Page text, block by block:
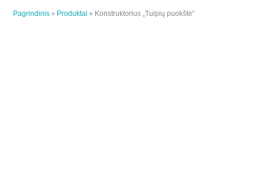
Pagrindinis» Produktai » Konstruktorius „Tulpių puokštė“